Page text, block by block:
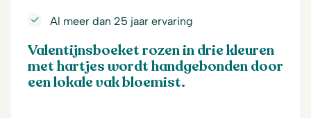
Al meer dan 25 jaar ervaring
Valentijnsboeket rozen in drie kleuren
met hartjes wordt handgebonden door
een lokale vak bloemist.